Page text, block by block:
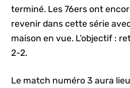
terminé. Les 76ers ont
revenir dans cette série
maison en vue. L’objectif :
2-2.
Le match numéro 3 aura